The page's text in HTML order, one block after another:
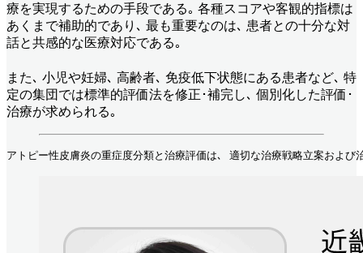
療を実現するための手段である｡ 各種スコアや客観的指標は
あくまで補助的であり､ 最も重要なのは､ 患者との十分な対
話と共感的な医療対応である｡
また､ 小児や妊婦､ 高齢者､ 免疫低下状態にある患者など､ 特
定の集団では標準的評価法を修正･補完し､ 個別化した評価･
治療が求められる｡
アトピー性皮膚炎の重症度分類と治療評価は､ 適切な治療戦略立案およ